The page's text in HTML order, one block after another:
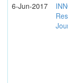
6-Jun-2017